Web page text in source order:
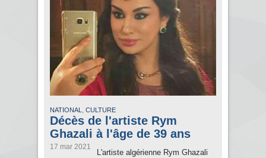
NATIONAL , CULTURE
Décès de l'artiste Rym
Ghazali à l'âge de 39 ans
17 mar 2021
L'artiste algérienne Rym Ghazali